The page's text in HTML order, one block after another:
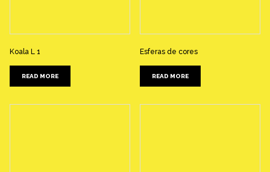
Koala L 1
READ MORE
Esferas de cores
READ MORE